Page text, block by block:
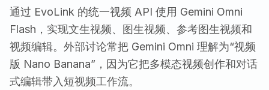
通过 EvoLink 的统一视频 API 使用 Gemini Omni
Flash，实现文生视频、图生视频、参考图生视频和
视频编辑。外部讨论常把 Gemini Omni 理解为“视频
版 Nano Banana”，因为它把多模态视频创作和对话
式编辑带入短视频工作流。